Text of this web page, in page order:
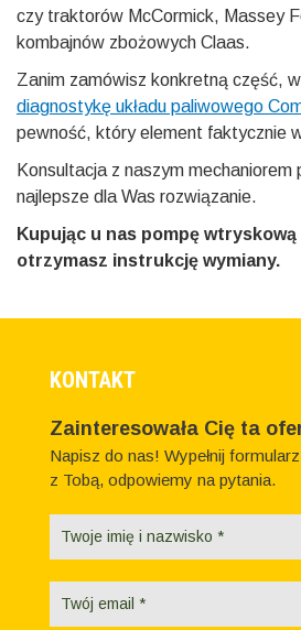
czy traktorów McCormick, Massey
kombajnów zbożowych Claas.
Zanim zamówisz konkretną część,
diagnostykę układu paliwowego
pewność, który element faktycznie
Konsultacja z naszym mechaniorem
najlepsze dla Was rozwiązanie.
Kupując u nas pompę
otrzymasz instrukcję wymiany.
KONTAKT
Zainteresowała Cię ta
Napisz do nas! Wypełnij
z Tobą, odpowiemy na pytania.
Formularz